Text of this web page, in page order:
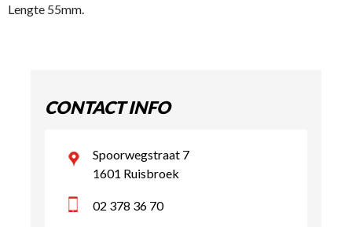
Lengte 55mm.
CONTACT INFO
Spoorwegstraat 7
1601 Ruisbroek
02 378 36 70